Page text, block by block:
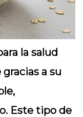
la salud
a su
Este tipo de